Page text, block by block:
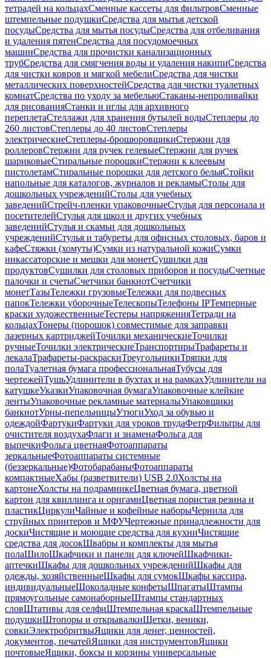
тетрадей на кольцахСменные кассеты для фильтровСменные
штемпельные подушкиСредства для мытья детской
посудыСредства для мытья посудыСредства для отбеливания
и удаления пятенСредства для посудомоечных
машинСредства для прочистки канализационных
трубСредства для смягчения воды и удаления накипиСредства
для чистки ковров и мягкой мебелиСредства для чистки
металлических поверхностейСредства для чистки туалетных
комнатСредства по уходу за мебельюСтаканы-непроливайки
для рисованияСтанки и иглы для архивного
переплетаСтеллажи для хранения бутылей водыСтеплеры до
260 листовСтеплеры до 40 листовСтеплеры
электрическиеСтеплеры-брошюровщикиСтержни для
роллеровСтержни для ручек гелевыеСтержни для ручек
шариковыеСтиральные порошкиСтержни к клеевым
пистолетамСтиральные порошки для детского бельяСтойки
напольные для каталогов, журналов и рекламыСтолы для
дошкольных учрежденийСтолы для учебных
заведенийСтрейч-пленки упаковочныеСтулья для персонала и
посетителейСтулья для школ и других учебных
заведенийСтулья и скамьи для дошкольных
учрежденийСтулья и табуреты для офисных столовых, баров и
кафеСтяжки (хомуты)Сумки из натуральной кожиСумки
инкассаторские и мешки для монетСушилки для
продуктовСушилки для столовых приборов и посудыСчетные
палочки и счетыСчетчики банкнотСчетчики
монетТазыТележки грузовыеТележки для подвесных
папокТележки уборочныеТелескопыТелефоны IPТемперные
краски художественныеТестеры напряженияТетради на
кольцахТонеры (порошок) совместимые для заправки
лазерных картриджейТочилки механическиеТочилки
ручныеТочилки электрическиеТранспортирыТрафареты и
лекалаТрафареты-раскраскиТреугольникиТряпки для
полаТуалетная бумага профессиональнаяТубусы для
чертежейТушьУдлинители в бухтах и на рамкахУдлинители на
катушкеУказкиУпаковочная бумагаУпаковочные клейкие
лентыУпаковочные рекламные материалыУпаковщики
банкнотУрны-пепельницыУтюгиУход за обувью и
одеждойФартукиФартуки для уроков трудаФетрФильтры для
очистителя воздухаФлаги и знаменаФольга для
выпечкиФольга цветнаяФотоаппараты
зеркальныеФотоаппараты системные
(беззеркальные)ФотобарабаныФотоаппараты
компактныеХабы (разветвители) USB 2.0Холсты на
картонеХолсты на подрамникеЦветная бумага, цветной
картон для квиллинга и оригамиЦветная пористая резина и
пластикЦиркулиЧайные и кофейные наборыЧернила для
струйных принтеров и МФУЧертежные принадлежности для
доскиЧистящие и моющие средства для кухниЧистящие
средства для досокШвабры и комплекты для мытья
полаШилоШкафчики и панели для ключейШкафчики-
аптечкиШкафы для дошкольных учрежденийШкафы для
одежды, хозяйственныеШкафы для сумокШкафы кассира,
индивидуальныеШоколадные конфетыШпагатыШтампы
прямоугольные самонаборныеШтампы стандартных
словШтативы для селфиШтемпельная краскаШтемпельные
подушкиШтопоры и открывалкиЩетки, веники,
совкиЭлектробритвыЯщики для денег, ценностей,
документов, печатейЯщики для инструментовЯщики
почтовыеЯщики, боксы и корзины универсальные